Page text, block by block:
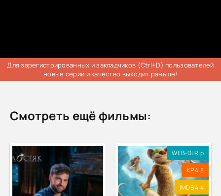
Для зарегистрированных и закладчиков (Ctrl+D) пользователей
новые серии и качество выходит раньше!
Смотреть ещё фильмы:
WEB-DLRip
KP 4.8
IMDB 4.4